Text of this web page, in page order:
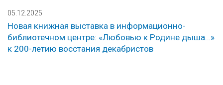
05.12.2025
Новая книжная выставка в информационно-
библиотечном центре: «Любовью к Родине дыша…»
к 200-летию восстания декабристов